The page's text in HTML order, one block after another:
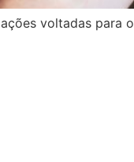
voltadas para